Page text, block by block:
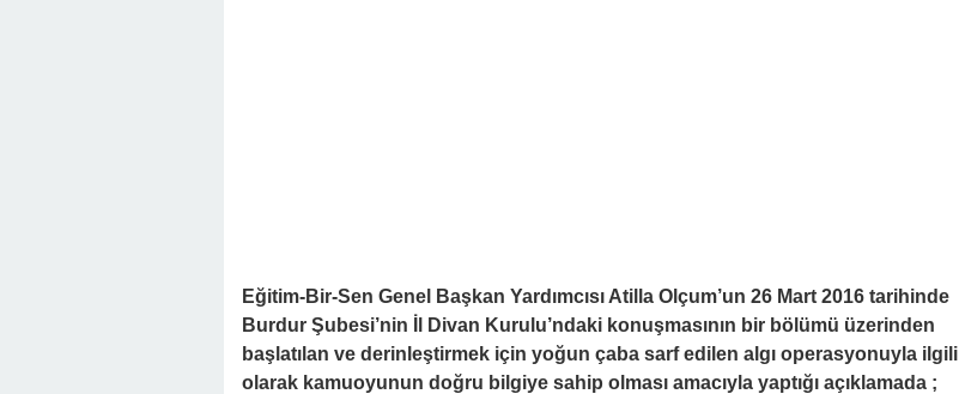
Eğitim-Bir-Sen Genel Başkan Yardımcısı Atilla Olçum’un 26 Mart 2016 tarihinde
Burdur Şubesi’nin İl Divan Kurulu’ndaki konuşmasının bir bölümü üzerinden
başlatılan ve derinleştirmek için yoğun çaba sarf edilen algı operasyonuyla ilgili
olarak kamuoyunun doğru bilgiye sahip olması amacıyla yaptığı açıklamada ;